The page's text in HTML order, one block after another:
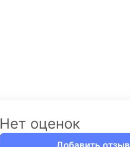
Нет оценок